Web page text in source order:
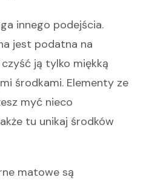
innego podejścia.
jest podatna na
ją tylko miękką
środkami. Elementy ze
myć nieco
tu unikaj środków
matowe są